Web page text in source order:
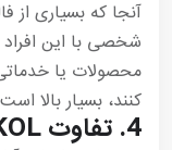
شخصی با این افراد
محصولات یا
کنند، بسیار بالا
4. تفاوت KOL ها و بلاگرها